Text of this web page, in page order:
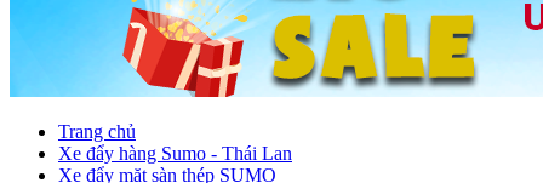
Trang chủ
Xe đẩy hàng Sumo - Thái Lan
Xe đẩy mặt sàn thép SUMO